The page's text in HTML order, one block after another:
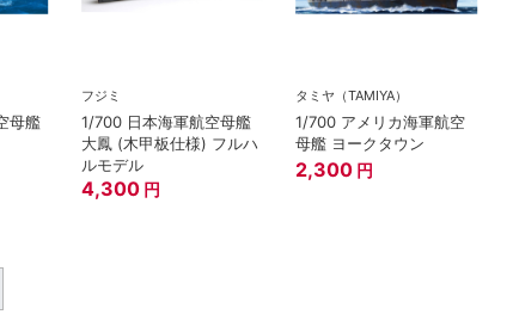
母艦
フジミ
1/700 日本海軍航空母艦
大鳳 (木甲板仕様) フルハ
ルモデル
4,300 円
タミヤ（TAMIYA）
1/700 アメリカ海軍航空
母艦 ヨークタウン
2,300 円